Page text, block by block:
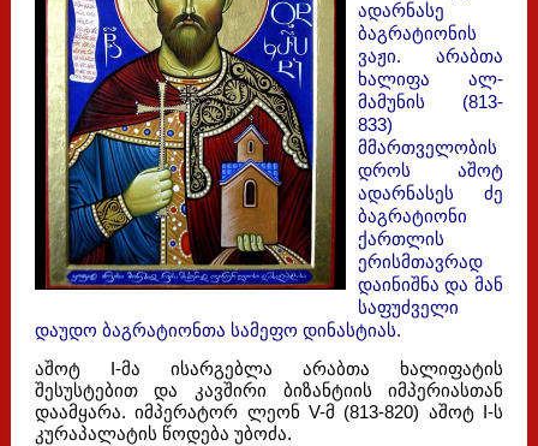
ადარნასე
ბაგრატიონის
ვაჟი. არაბთა
ხალიფა ალ-
მამუნის (813-
833)
მმართველობის
დროს აშოტ
ადარნასეს ძე
ბაგრატიონი
ქართლის
ერისმთავრად
დაინიშნა და მან
საფუძველი
დაუდო ბაგრატიონთა სამეფო დინასტიას.
აშოტ I-მა ისარგებლა არაბთა ხალიფატის
შესუსტებით და კავშირი ბიზანტიის იმპერიასთან
დაამყარა. იმპერატორ ლეონ V-მ (813-820) აშოტ I-ს
კურაპალატის წოდება უბოძა.